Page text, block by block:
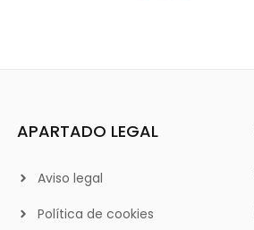
APARTADO LEGAL
Aviso legal
Política de cookies